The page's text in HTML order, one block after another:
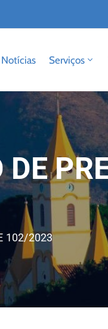
Notícias Serviços
102/2023